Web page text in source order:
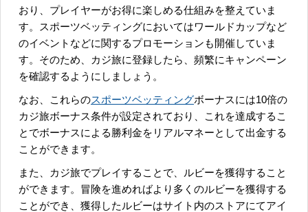
おり、プレイヤーがお得に楽しめる仕組みを整えていま
す。スポーツベッティングにおいてはワールドカップなど
のイベントなどに関するプロモーションも開催していま
す。そのため、カジ旅に登録したら、頻繁にキャンペーン
を確認するようにしましょう。
なお、これらのスポーツベッティングボーナスには10倍の
カジ旅ボーナス条件が設定されており、これを達成するこ
とでボーナスによる勝利金をリアルマネーとして出金する
ことができます。
また、カジ旅でプレイすることで、ルビーを獲得すること
ができます。冒険を進めればより多くのルビーを獲得する
ことができ、獲得したルビーはサイト内のストアにてアイ